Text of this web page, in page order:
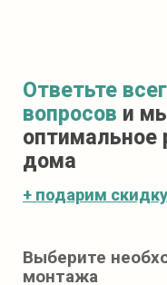
Ответьте
вопросов и
оптимальное
дома
+ подарим скидку
Выберите
монтажа